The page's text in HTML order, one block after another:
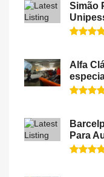
Simão
Alfa
Para